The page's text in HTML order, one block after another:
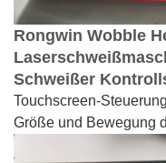
Rongwin Wobble
Schweißer
Touchscreen-
Größe und Bewegung